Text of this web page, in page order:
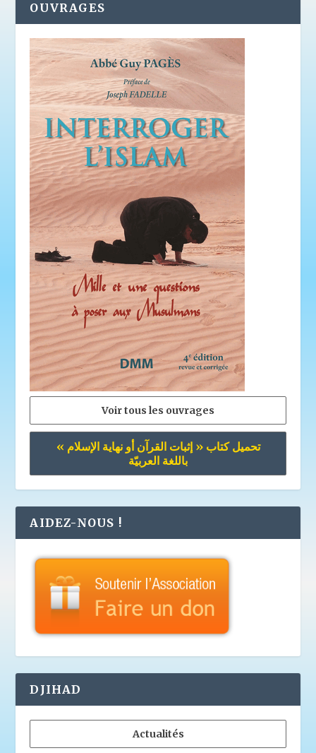
OUVRAGES
Voir tous les ouvrages
تحميل كتاب « إثبات القرآن أو نهاية الإسلام »
باللغة العربيّة
AIDEZ-NOUS !
DJIHAD
Actualités